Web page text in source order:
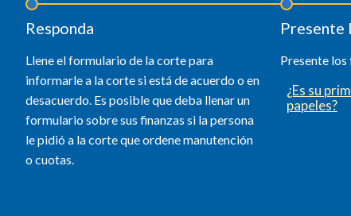
Responda
Llene el formulario de la corte para
informarle a la corte si está de acuerdo o en
desacuerdo. Es posible que deba llenar un
formulario sobre sus finanzas si la persona
le pidió a la corte que ordene manutención
o cuotas.
Presente
Presente
¿Es su
papeles?